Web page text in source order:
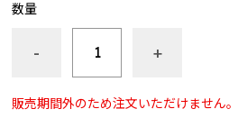
誕生日グッズ2025
BinTRoLL
結成7周年記念グッズ
数量
- +
販売期間外のため注文いただけません。